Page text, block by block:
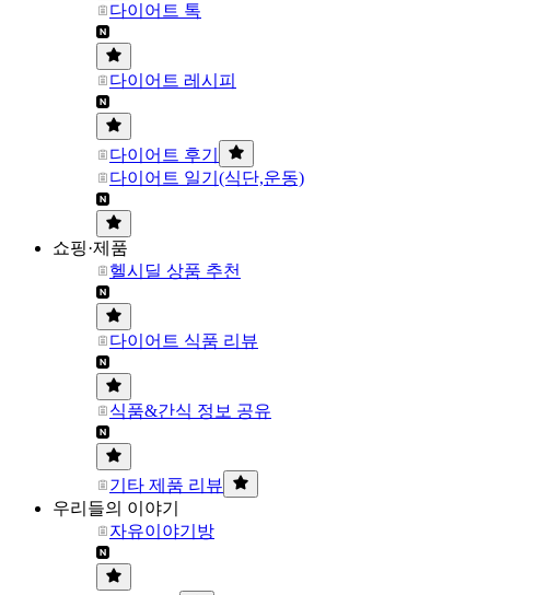
다이어트 톡
다이어트 레시피
다이어트 후기
다이어트 일기(식단,운동)
쇼핑·제품
헬시딜 상품 추천
다이어트 식품 리뷰
식품&간식 정보 공유
기타 제품 리뷰
우리들의 이야기
자유이야기방